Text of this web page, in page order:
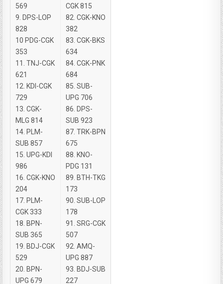
569
9. DPS-LOP
828
10 PDG-CGK
353
11. TNJ-CGK
621
12. KDI-CGK
729
13. CGK-
MLG 814
14. PLM-
SUB 857
15. UPG-KDI
986
16. CGK-KNO
204
17. PLM-
CGK 333
18. BPN-
SUB 365
19. BDJ-CGK
529
20. BPN-
UPG 679
CGK 815
82. CGK-KNO
382
83. CGK-BKS
634
84. CGK-PNK
684
85. SUB-
UPG 706
86. DPS-
SUB 923
87. TRK-BPN
675
88. KNO-
PDG 131
89. BTH-TKG
173
90. SUB-LOP
178
91. SRG-CGK
507
92. AMQ-
UPG 887
93. BDJ-SUB
227